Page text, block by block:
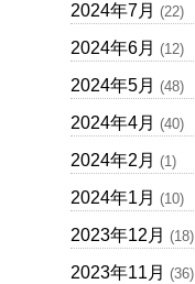
2024年7月 (22)
2024年6月 (12)
2024年5月 (48)
2024年4月 (40)
2024年2月 (1)
2024年1月 (10)
2023年12月 (18)
2023年11月 (36)